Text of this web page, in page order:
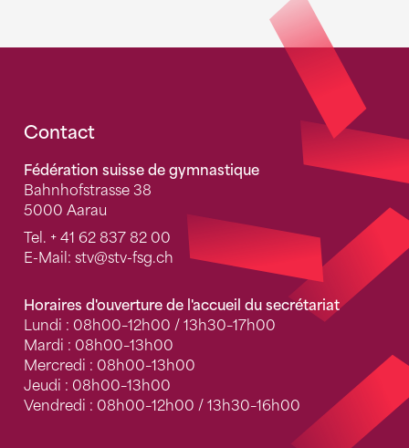
Fusszeile
Contact
Fédération suisse de gymnastique
Bahnhofstrasse 38
5000 Aarau
Tel. + 41 62 837 82 00
E-Mail: stv@stv-fsg.ch
Horaires d'ouverture de l'accueil du secrétariat
Lundi : 08h00–12h00 / 13h30–17h00
Mardi : 08h00–13h00
Mercredi : 08h00–13h00
Jeudi : 08h00–13h00
Vendredi : 08h00–12h00 / 13h30–16h00